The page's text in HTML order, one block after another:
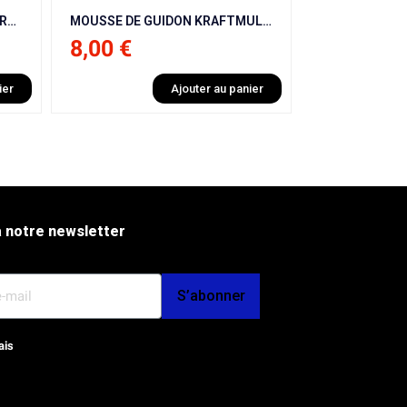
MOUSSE DE GUIDON KRAFTMULLER BLANC CARRÉ CADRE DE MOTO 50 ITALJET MX50 9 CV / KRAFTMULLER 12/ 10 ET 10/10
49,00 €
Ajouter au panier
notre newsletter
S’abonner